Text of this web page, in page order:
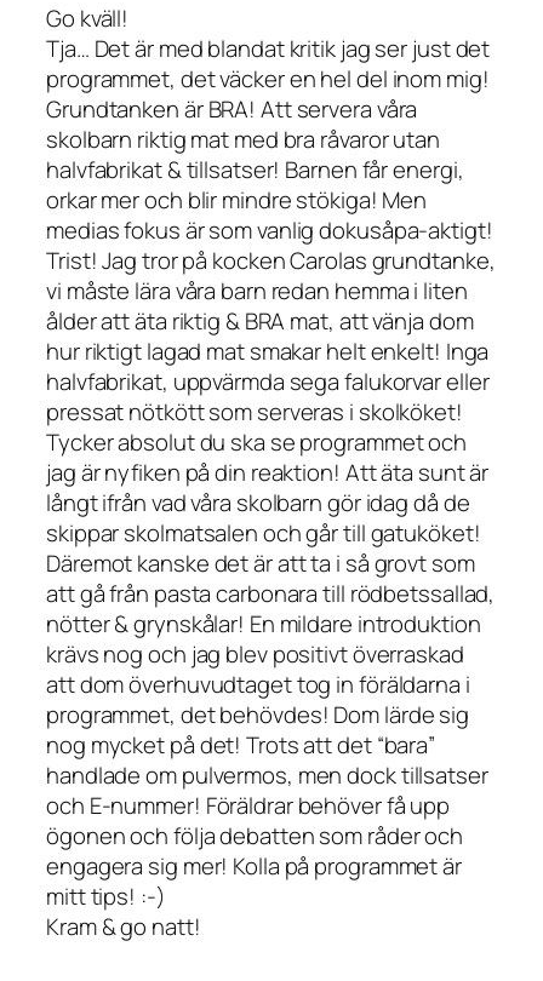
Go kväll!
Tja… Det är med blandat kritik jag ser just det
programmet, det väcker en hel del inom mig!
Grundtanken är BRA! Att servera våra
skolbarn riktig mat med bra råvaror utan
halvfabrikat & tillsatser! Barnen får energi,
orkar mer och blir mindre stökiga! Men
medias fokus är som vanlig dokusåpa-aktigt!
Trist! Jag tror på kocken Carolas grundtanke,
vi måste lära våra barn redan hemma i liten
ålder att äta riktig & BRA mat, att vänja dom
hur riktigt lagad mat smakar helt enkelt! Inga
halvfabrikat, uppvärmda sega falukorvar eller
pressat nötkött som serveras i skolköket!
Tycker absolut du ska se programmet och
jag är nyfiken på din reaktion! Att äta sunt är
långt ifrån vad våra skolbarn gör idag då de
skippar skolmatsalen och går till gatuköket!
Däremot kanske det är att ta i så grovt som
att gå från pasta carbonara till rödbetssallad,
nötter & grynskålar! En mildare introduktion
krävs nog och jag blev positivt överraskad
att dom överhuvudtaget tog in föräldarna i
programmet, det behövdes! Dom lärde sig
nog mycket på det! Trots att det “bara”
handlade om pulvermos, men dock tillsatser
och E-nummer! Föräldrar behöver få upp
ögonen och följa debatten som råder och
engagera sig mer! Kolla på programmet är
mitt tips! :-)
Kram & go natt!